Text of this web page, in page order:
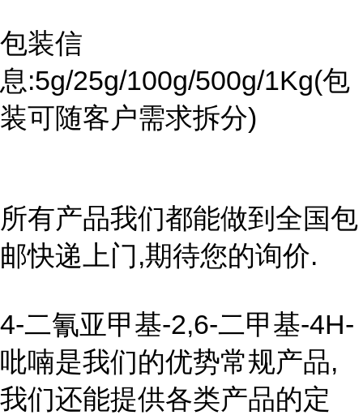
包装信
息:5g/25g/100g/500g/1Kg(包
装可随客户需求拆分)
所有产品我们都能做到全国包
邮快递上门,期待您的询价.
4-二氰亚甲基-2,6-二甲基-4H-
吡喃是我们的优势常规产品,
我们还能提供各类产品的定